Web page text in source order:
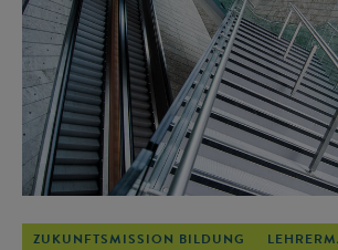
ZUKUNFTSMISSION BILDUNG